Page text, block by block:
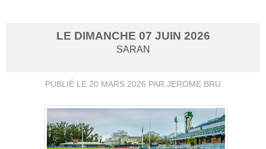
LE DIMANCHE 07 JUIN 2026
SARAN
PUBLIÉ LE 20 MARS 2026 PAR JEROME BRU